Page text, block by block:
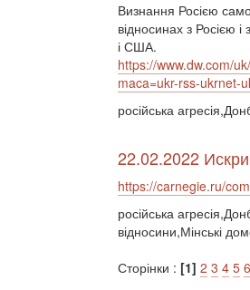
Визнання Росією
відносинах з Росією
і США.
https://www.dw.com/
maca=ukr-rss-ukrnet-
російська
22.02.2022
https://carnegie.ru/
російська
відносини,Мінські
Сторінки : [1] 2 3 4 5 6